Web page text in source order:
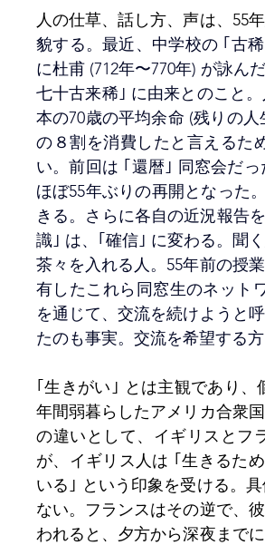
人の仕草、話し方、声は、55年
貌する。最近、中学校の ｢古
に杜甫 (712年〜770年) が詠ん
七十古来稀｣ に由来とのこと
本の70歳の平均余命 (残りの
の８割を消費したと言えるた
い。前回は ｢還暦｣ 同窓会だ
ほぼ55年ぶりの再開となった
きる。さらに各自の近況報告
識｣ は、｢確信｣ に変わる。聞
茶々を入れる人。55年前の授
有したこれら同窓生のネット
を通じて、交流を続けようと
たのも事実。交流を希望する
｢生きがい｣ とは主観であり
年間弱暮らしたアメリカ合衆
の違いとして、イギリスとフ
が、イギリス人は ｢生きるた
いる｣ という印象を受ける。
ない。フランスはその逆で、
われると、夕方から深夜まで